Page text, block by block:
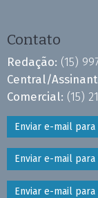
Contato
Redação: (15)
Central/
Comercial: (15)
Enviar e-mail para
Enviar e-mail
Enviar e-mail para